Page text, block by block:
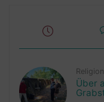
Über